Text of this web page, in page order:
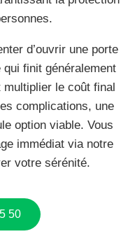
d’ouvrir une porte
finit généralement
multiplier le coût final
complications, une
option viable. Vous
immédiat via notre
votre sérénité.
50